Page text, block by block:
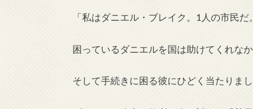
「私はダニエル・ブレイク。1人の市民
困っているダニエルを国は助けてくれなか
そして手続きに困る彼にひどく当たりまし